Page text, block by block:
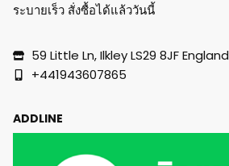
ระบายเร็ว สั่งซื้อได้แล้ววันนี้
59 Little Ln, Ilkley LS29 8JF England
+441943607865
ADDLINE